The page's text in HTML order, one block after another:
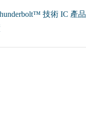
技術 IC 產品